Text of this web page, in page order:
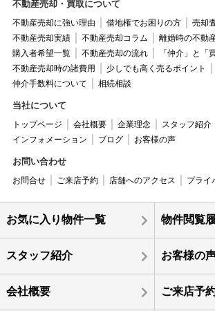
不動産売却・買取について
不動産売却に強い理由 借地権でお困りの方
売却
不動産売却実績
不動産売却コラム
離婚時の不動
購入者希望一覧
不動産売却の流れ
「仲介」と「
不動産売却時の諸費用
少しでも高く売るポイント
仲介手数料について
相続相談
当社について
トップページ 会社概要 企業理念
スタッフ紹介
インフォメーション
ブログ お客様の声
お問い合わせ
お問合せ ご来店予約 店舗へのアクセス プライ
お気に入り物件一覧 物件閲覧
スタッフ紹介 お客様の
会社概要 ご来店予